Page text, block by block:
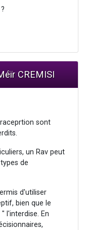
CREMISI
sont
un Rav peut
de
d'utiliser
bien que le
l'interdise. En